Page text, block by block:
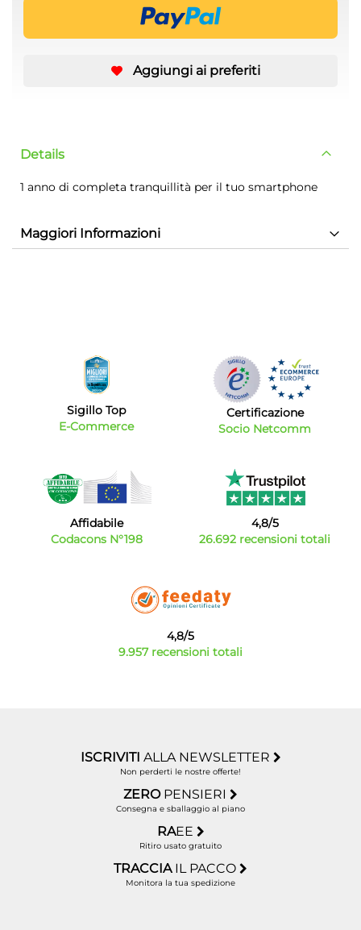
Aggiungi ai preferiti
Details
1 anno di completa tranquillità per il tuo smartphone
Maggiori Informazioni
Sigillo Top
E-Commerce
Certificazione
Socio Netcomm
Affidabile
Codacons N°198
4,8/5
26.692 recensioni totali
4,8/5
9.957 recensioni totali
ISCRIVITI ALLA NEWSLETTER
Non perderti le nostre offerte!
ZERO PENSIERI
Consegna e sballaggio al piano
RAEE
Ritiro usato gratuito
TRACCIA IL PACCO
Monitora la tua spedizione